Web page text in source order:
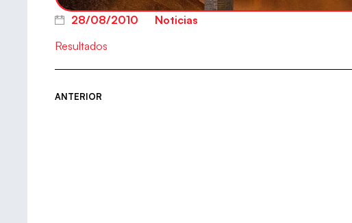
28/08/2010
Noticias
Resultados
ANTERIOR